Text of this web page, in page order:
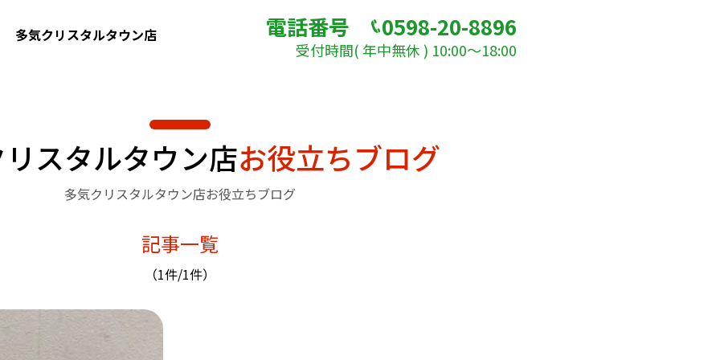
多気クリスタルタウン店 電話番号 0598-20-8896
受付時間( 年中無休 ) 10:00～18:00
スタルタウン店お役立ちブログ
多気クリスタルタウン店お役立ちブログ
記事一覧
（1件/1件）